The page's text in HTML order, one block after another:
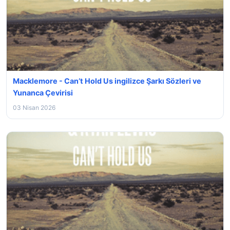
Macklemore - Can’t Hold Us ingilizce Şarkı Sözleri ve
Yunanca Çevirisi
03 Nisan 2026